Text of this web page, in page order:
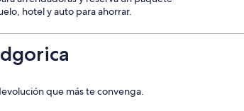
hotel y auto para ahorrar.
que más te convenga.